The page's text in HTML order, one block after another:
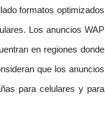
formatos optimizados
Los anuncios WAP
en regiones donde
que los anuncios
para celulares y para